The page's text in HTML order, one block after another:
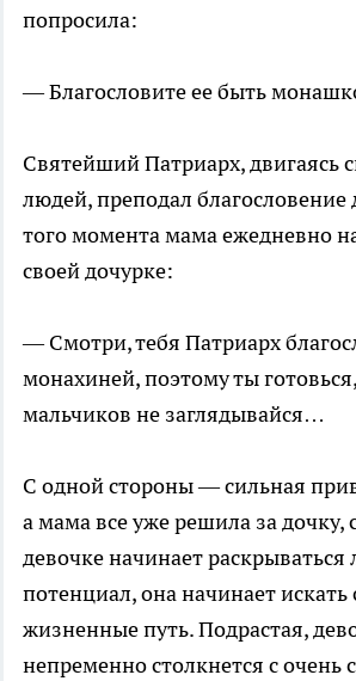
попросила:
— Благословите ее быть
Святейший Патриарх, двигаясь
людей, преподал
того момента мама ежедневно
своей дочурке:
— Смотри, тебя Патриарх
монахиней, поэтому ты
мальчиков не заглядывайся…
С одной стороны — сильная
а мама все уже решила за дочку,
девочке начинает
потенциал, она начинает искать
жизненные путь. Подрастая,
непременно столкнется с очень